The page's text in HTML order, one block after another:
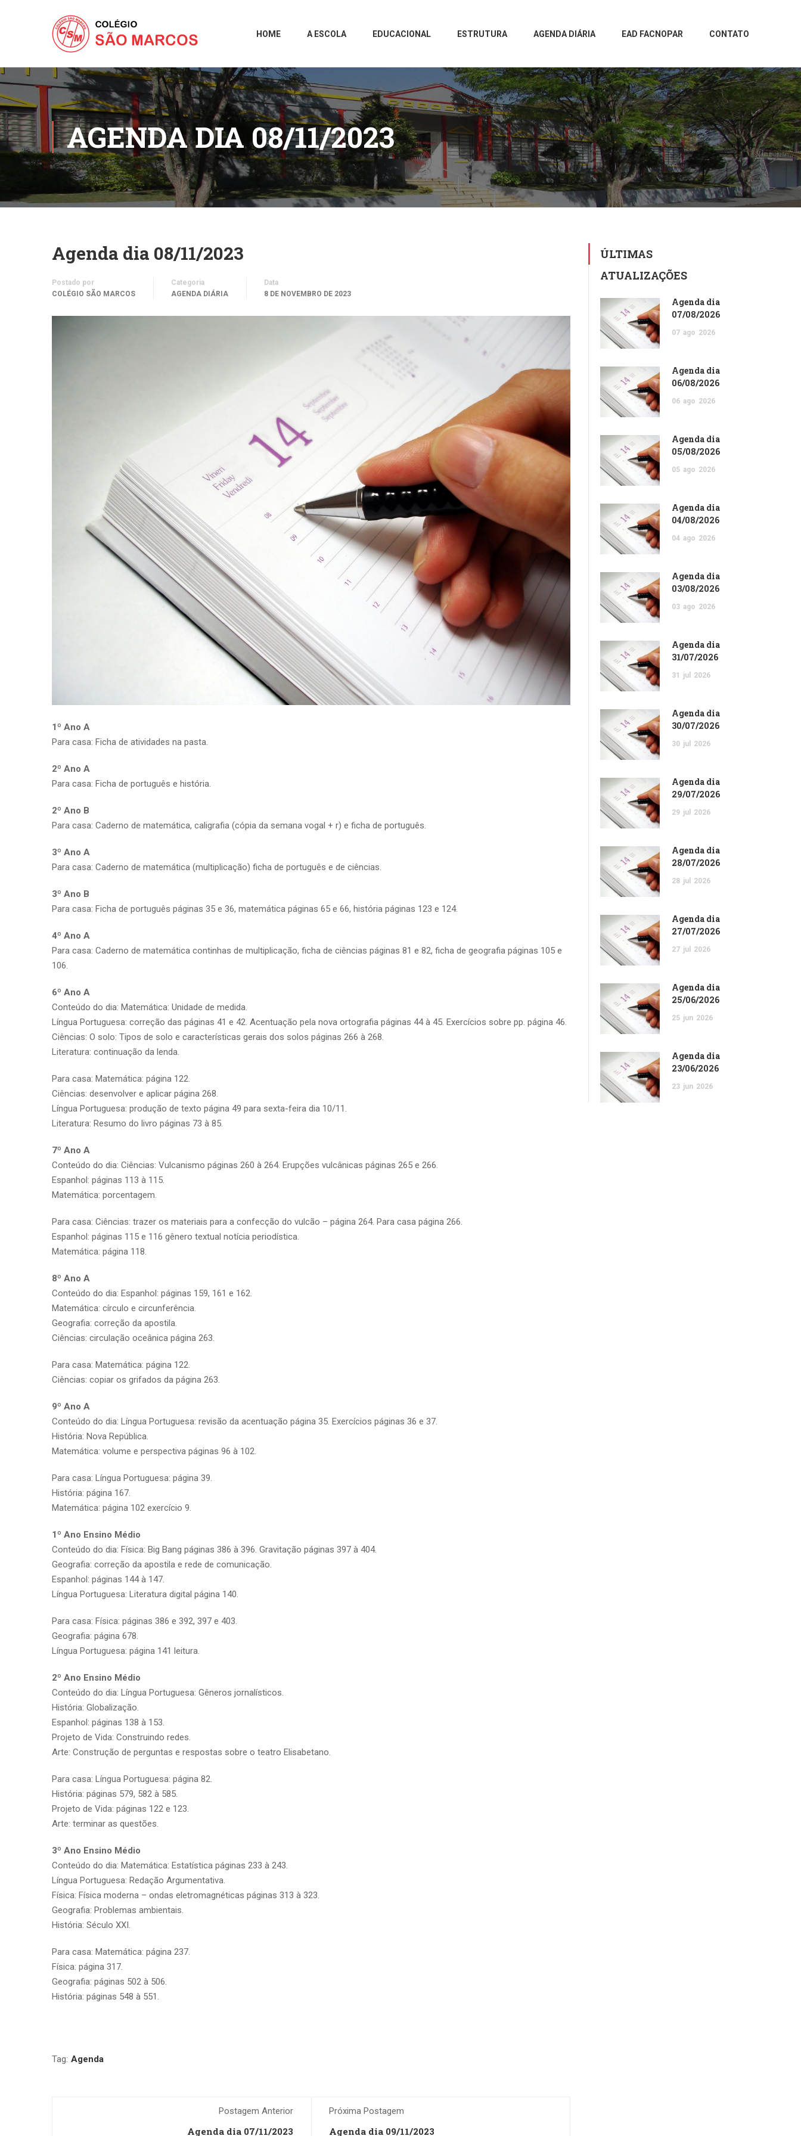
HOME A ESCOLA EDUCACIONAL ESTRUTURA AGENDA DIÁRIA EAD FACNOPAR CONTATO
AGENDA DIA 08/11/2023
Agenda dia 08/11/2023
Postado por
COLÉGIO SÃO MARCOS
Categoria
AGENDA DIÁRIA
Data
8 DE NOVEMBRO DE 2023
1º Ano A
Para casa: Ficha de atividades na pasta.
2º Ano A
Para casa: Ficha de português e história.
2º Ano B
Para casa: Caderno de matemática, caligrafia (cópia da semana vogal + r) e ficha de português.
3º Ano A
Para casa: Caderno de matemática (multiplicação) ficha de português e de ciências.
3º Ano B
Para casa: Ficha de português páginas 35 e 36, matemática páginas 65 e 66, história páginas 123 e 124.
4º Ano A
Para casa: Caderno de matemática continhas de multiplicação, ficha de ciências páginas 81 e 82, ficha de geografia páginas 105 e
106.
6º Ano A
Conteúdo do dia: Matemática: Unidade de medida.
Língua Portuguesa: correção das páginas 41 e 42. Acentuação pela nova ortografia páginas 44 à 45. Exercícios sobre pp. página 46.
Ciências: O solo: Tipos de solo e características gerais dos solos páginas 266 à 268.
Literatura: continuação da lenda.
Para casa: Matemática: página 122.
Ciências: desenvolver e aplicar página 268.
Língua Portuguesa: produção de texto página 49 para sexta-feira dia 10/11.
Literatura: Resumo do livro páginas 73 à 85.
7º Ano A
Conteúdo do dia: Ciências: Vulcanismo páginas 260 à 264. Erupções vulcânicas páginas 265 e 266.
Espanhol: páginas 113 à 115.
Matemática: porcentagem.
Para casa: Ciências: trazer os materiais para a confecção do vulcão – página 264. Para casa página 266.
Espanhol: páginas 115 e 116 gênero textual notícia periodística.
Matemática: página 118.
8º Ano A
Conteúdo do dia: Espanhol: páginas 159, 161 e 162.
Matemática: círculo e circunferência.
Geografia: correção da apostila.
Ciências: circulação oceânica página 263.
Para casa: Matemática: página 122.
Ciências: copiar os grifados da página 263.
9º Ano A
Conteúdo do dia: Língua Portuguesa: revisão da acentuação página 35. Exercícios páginas 36 e 37.
História: Nova República.
Matemática: volume e perspectiva páginas 96 à 102.
Para casa: Língua Portuguesa: página 39.
História: página 167.
Matemática: página 102 exercício 9.
1º Ano Ensino Médio
Conteúdo do dia: Física: Big Bang páginas 386 à 396. Gravitação páginas 397 à 404.
Geografia: correção da apostila e rede de comunicação.
Espanhol: páginas 144 à 147.
Língua Portuguesa: Literatura digital página 140.
Para casa: Física: páginas 386 e 392, 397 e 403.
Geografia: página 678.
Língua Portuguesa: página 141 leitura.
2º Ano Ensino Médio
Conteúdo do dia: Língua Portuguesa: Gêneros jornalísticos.
História: Globalização.
Espanhol: páginas 138 à 153.
Projeto de Vida: Construindo redes.
Arte: Construção de perguntas e respostas sobre o teatro Elisabetano.
Para casa: Língua Portuguesa: página 82.
História: páginas 579, 582 à 585.
Projeto de Vida: páginas 122 e 123.
Arte: terminar as questões.
3º Ano Ensino Médio
Conteúdo do dia: Matemática: Estatística páginas 233 à 243.
Língua Portuguesa: Redação Argumentativa.
Física: Física moderna – ondas eletromagnéticas páginas 313 à 323.
Geografia: Problemas ambientais.
História: Século XXI.
Para casa: Matemática: página 237.
Física: página 317.
Geografia: páginas 502 à 506.
História: páginas 548 à 551.
Tag: Agenda
Postagem Anterior
Agenda dia 07/11/2023
Próxima Postagem
Agenda dia 09/11/2023
ÚLTIMAS
ATUALIZAÇÕES
Agenda dia
07/08/2026
07 ago 2026
Agenda dia
06/08/2026
06 ago 2026
Agenda dia
05/08/2026
05 ago 2026
Agenda dia
04/08/2026
04 ago 2026
Agenda dia
03/08/2026
03 ago 2026
Agenda dia
31/07/2026
31 jul 2026
Agenda dia
30/07/2026
30 jul 2026
Agenda dia
29/07/2026
29 jul 2026
Agenda dia
28/07/2026
28 jul 2026
Agenda dia
27/07/2026
27 jul 2026
Agenda dia
25/06/2026
25 jun 2026
Agenda dia
23/06/2026
23 jun 2026